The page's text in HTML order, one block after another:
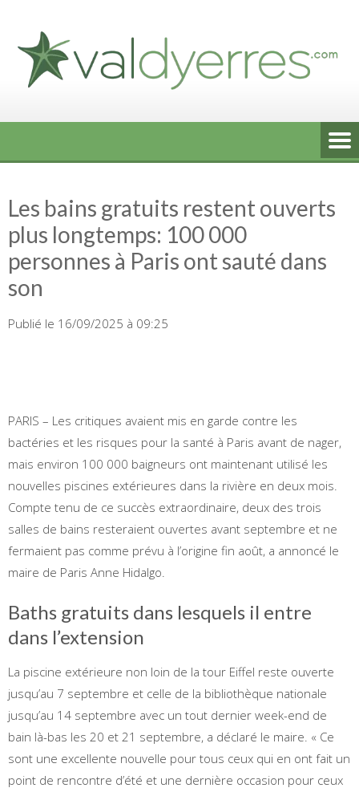
content
Les bains gratuits restent ouverts
plus longtemps: 100 000
personnes à Paris ont sauté dans
son
Publié le 16/09/2025 à 09:25
PARIS – Les critiques avaient mis en garde contre les
bactéries et les risques pour la santé à Paris avant de nager,
mais environ 100 000 baigneurs ont maintenant utilisé les
nouvelles piscines extérieures dans la rivière en deux mois.
Compte tenu de ce succès extraordinaire, deux des trois
salles de bains resteraient ouvertes avant septembre et ne
fermaient pas comme prévu à l’origine fin août, a annoncé le
maire de Paris Anne Hidalgo.
Baths gratuits dans lesquels il entre
dans l’extension
La piscine extérieure non loin de la tour Eiffel reste ouverte
jusqu’au 7 septembre et celle de la bibliothèque nationale
jusqu’au 14 septembre avec un tout dernier week-end de
bain là-bas les 20 et 21 septembre, a déclaré le maire. « Ce
sont une excellente nouvelle pour tous ceux qui en ont fait un
point de rencontre d’été et une dernière occasion pour ceux